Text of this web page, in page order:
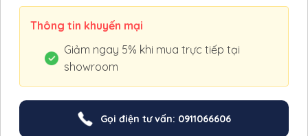
Thông tin khuyến mại
Giảm ngay 5% khi mua trực tiếp tại
showroom
Gọi điện tư vấn: 0911066606